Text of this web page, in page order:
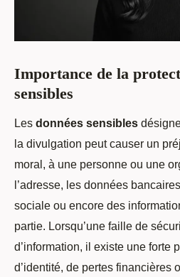
Importance de la
sensibles
Les données sensibles
la divulgation peut causer un
moral, à une personne ou une
l’adresse, les données
sociale ou encore des
partie. Lorsqu’une faille de
d’information, il existe une forte
d’identité, de pertes financières